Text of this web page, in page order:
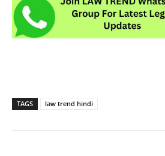
TAGS law trend hindi